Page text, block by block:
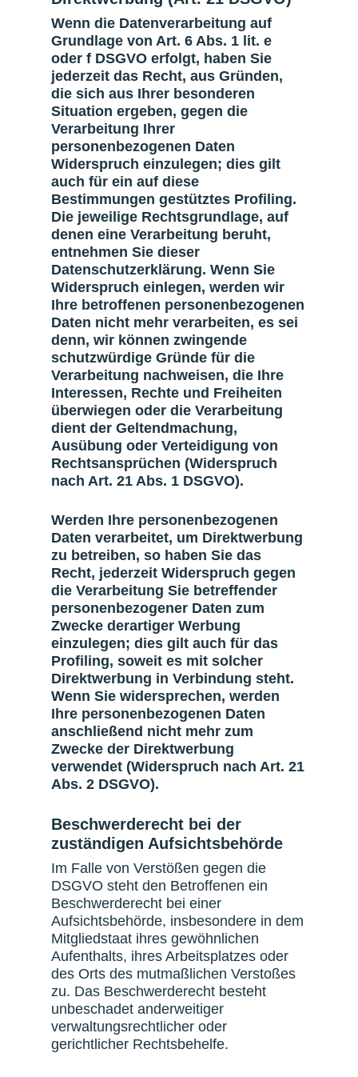
Wenn die Datenverarbeitung auf
Grundlage von Art. 6 Abs. 1 lit. e
oder f DSGVO erfolgt, haben Sie
jederzeit das Recht, aus Gründen,
die sich aus Ihrer besonderen
Situation ergeben, gegen die
Verarbeitung Ihrer
personenbezogenen Daten
Widerspruch einzulegen; dies gilt
auch für ein auf diese
Bestimmungen gestütztes Profiling.
Die jeweilige Rechtsgrundlage, auf
denen eine Verarbeitung beruht,
entnehmen Sie dieser
Datenschutzerklärung. Wenn Sie
Widerspruch einlegen, werden wir
Ihre betroffenen personenbezogenen
Daten nicht mehr verarbeiten, es sei
denn, wir können zwingende
schutzwürdige Gründe für die
Verarbeitung nachweisen, die Ihre
Interessen, Rechte und Freiheiten
überwiegen oder die Verarbeitung
dient der Geltendmachung,
Ausübung oder Verteidigung von
Rechtsansprüchen (Widerspruch
nach Art. 21 Abs. 1 DSGVO).
Werden Ihre personenbezogenen
Daten verarbeitet, um Direktwerbung
zu betreiben, so haben Sie das
Recht, jederzeit Widerspruch gegen
die Verarbeitung Sie betreffender
personenbezogener Daten zum
Zwecke derartiger Werbung
einzulegen; dies gilt auch für das
Profiling, soweit es mit solcher
Direktwerbung in Verbindung steht.
Wenn Sie widersprechen, werden
Ihre personenbezogenen Daten
anschließend nicht mehr zum
Zwecke der Direktwerbung
verwendet (Widerspruch nach Art. 21
Abs. 2 DSGVO).
Beschwerderecht bei der
zuständigen Aufsichtsbehörde
Im Falle von Verstößen gegen die
DSGVO steht den Betroffenen ein
Beschwerderecht bei einer
Aufsichtsbehörde, insbesondere in dem
Mitgliedstaat ihres gewöhnlichen
Aufenthalts, ihres Arbeitsplatzes oder
des Orts des mutmaßlichen Verstoßes
zu. Das Beschwerderecht besteht
unbeschadet anderweitiger
verwaltungsrechtlicher oder
gerichtlicher Rechtsbehelfe.